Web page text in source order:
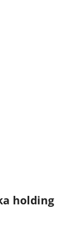
holding